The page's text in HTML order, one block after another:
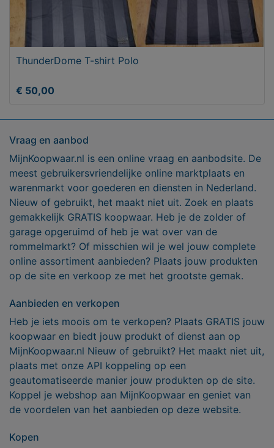
ThunderDome T-shirt Polo
€ 50,00
Vraag en aanbod
MijnKoopwaar.nl is een online vraag en aanbodsite. De
meest gebruikersvriendelijke online marktplaats en
warenmarkt voor goederen en diensten in Nederland.
Nieuw of gebruikt, het maakt niet uit. Zoek en plaats
gemakkelijk GRATIS koopwaar. Heb je de zolder of
garage opgeruimd of heb je wat over van de
rommelmarkt? Of misschien wil je wel jouw complete
online assortiment aanbieden? Plaats jouw produkten
op de site en verkoop ze met het grootste gemak.
Aanbieden en verkopen
Heb je iets moois om te verkopen? Plaats GRATIS jouw
koopwaar en biedt jouw produkt of dienst aan op
MijnKoopwaar.nl Nieuw of gebruikt? Het maakt niet uit,
plaats met onze API koppeling op een
geautomatiseerde manier jouw produkten op de site.
Koppel je webshop aan MijnKoopwaar en geniet van
de voordelen van het aanbieden op deze website.
Kopen